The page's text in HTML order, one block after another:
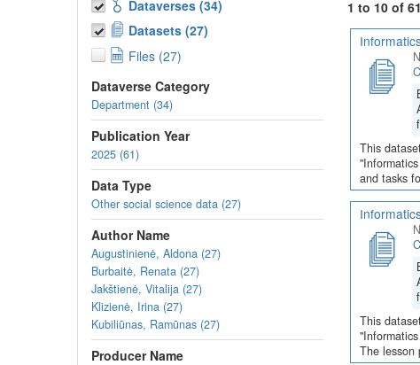
Technologinių sprendimų, reikiamų skaitmeninių
ne tik pandemijos sąlygomis.
Projekte bus stiprinamos KTU dėstytojų skaitmeninės
kompetencijas mokymų metu ar įgyti papildomą
Studentai įgis informatikos mokytojui aktualių žinių ir
skaitmeninėmis technologijomis. Įsisavinamos
duomenų tyrybos, technologinių problemų sprendimo,
naudojant informacines technologijas, supratimas.
Dataverses (34)
Datasets (27)
Files (27)
Dataverse Category
Department (34)
Publication Year
2025 (61)
Data Type
Other social science data (27)
Author Name
Augustinienė, Aldona (27)
Burbaitė, Renata (27)
Jakštienė, Vitalija (27)
Klizienė, Irina (27)
Kubiliūnas, Ramūnas (27)
Producer Name
1 to 10 of
This
and tasks
This
The lesson